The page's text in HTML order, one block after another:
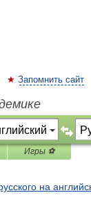
Запомнить сайт
Игры ⚽
на